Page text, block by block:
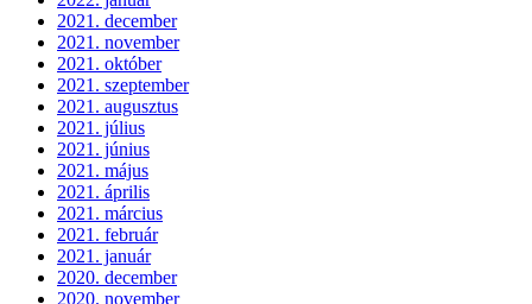
2021. december
2021. november
2021. október
2021. szeptember
2021. augusztus
2021. július
2021. június
2021. május
2021. április
2021. március
2021. február
2021. január
2020. december
2020. november